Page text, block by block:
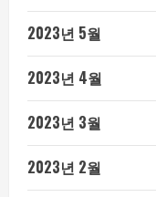
2023년 5월
2023년 4월
2023년 3월
2023년 2월